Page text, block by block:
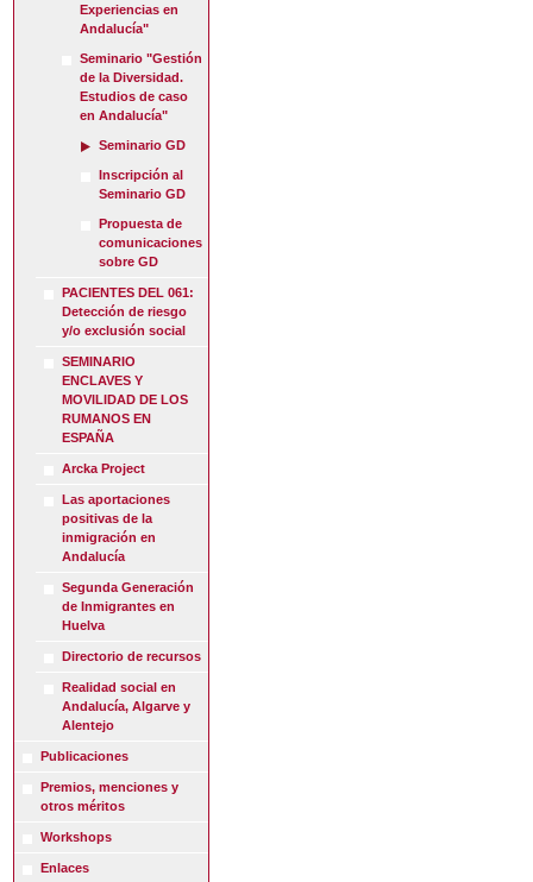
Experiencias en
Andalucía"
Seminario "Gestión
de la Diversidad.
Estudios de caso
en Andalucía"
Seminario GD
Inscripción al
Seminario GD
Propuesta de
comunicaciones
sobre GD
PACIENTES DEL 061:
Detección de riesgo
y/o exclusión social
SEMINARIO
ENCLAVES Y
MOVILIDAD DE LOS
RUMANOS EN
ESPAÑA
Arcka Project
Las aportaciones
positivas de la
inmigración en
Andalucía
Segunda Generación
de Inmigrantes en
Huelva
Directorio de recursos
Realidad social en
Andalucía, Algarve y
Alentejo
Publicaciones
Premios, menciones y
otros méritos
Workshops
Enlaces